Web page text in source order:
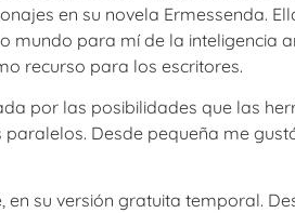
en su novela Ermessenda.
mundo para mí de la inteligencia
recurso para los escritores.
por las posibilidades que las
Desde pequeña me
su versión gratuita temporal.